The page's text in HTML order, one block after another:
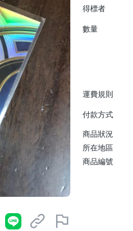
得標者
數量
運費規則
付款方式
商品狀況
所在地區
商品編號